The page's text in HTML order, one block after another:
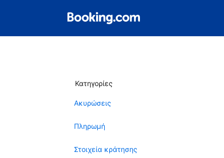
Κατηγορίες
Ακυρώσεις
Πληρωμή
Στοιχεία κράτησης